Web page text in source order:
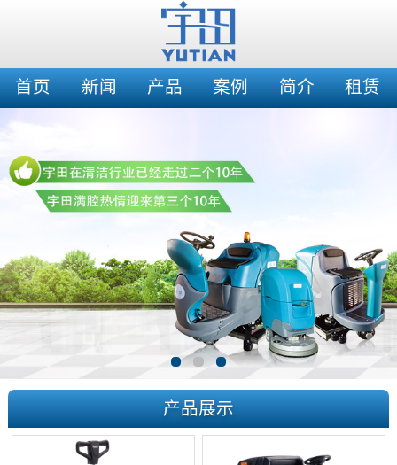
首页 新闻 产品 案例 简介 租赁
产品展示